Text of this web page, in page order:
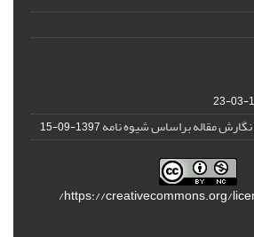
مقاله براساس شیوه نامه1397-09-15
https://creativecommons.org/